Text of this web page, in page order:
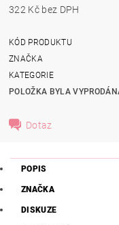
322 Kč bez DPH
KÓD PRODUKTU
ZNAČKA
KATEGORIE
POLOŽKA BYLA
Dotaz
POPIS
ZNAČKA
DISKUZE